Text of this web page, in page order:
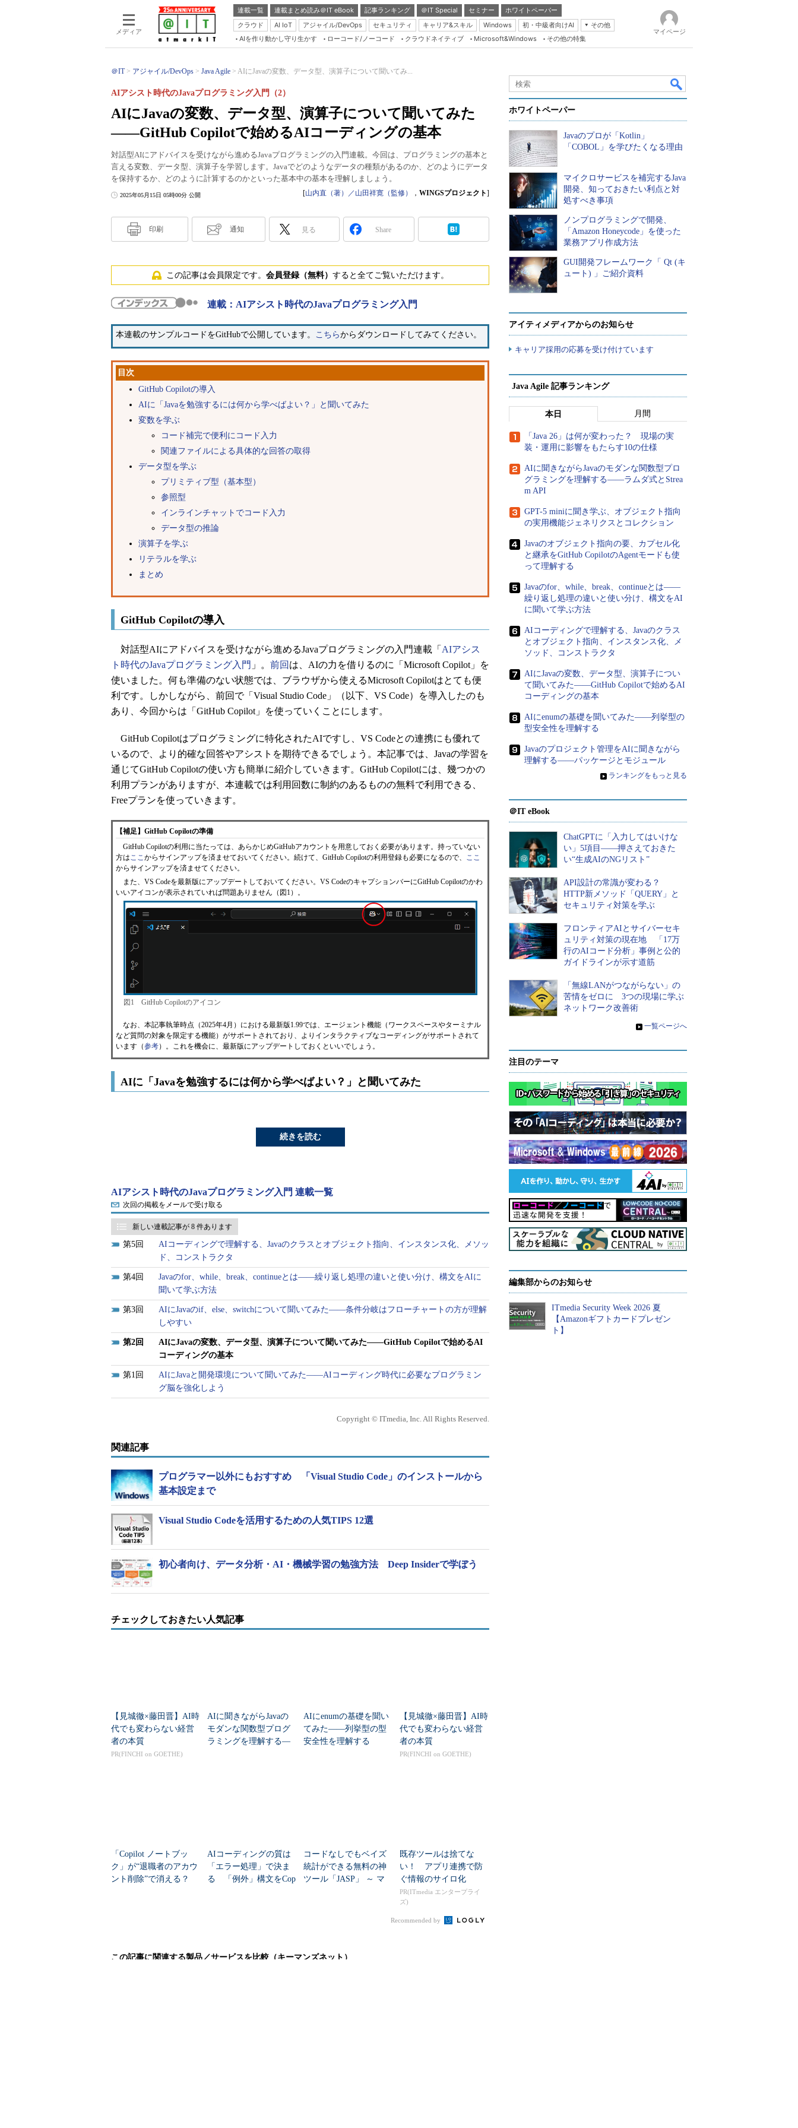
メディア
連載一覧 連載まとめ読み＠IT eBook 記事ランキング ＠IT Special セミナー
ホワイトペーパー
クラウド
AI IoT アジャイル/DevOps セキュリティ キャリア&スキル Windows 初・中級者向けAI
その他
Server & Storage
Java Agile
Database Expert
Linux ＆ OSS
Master of IP Network
Security & Trust
Test & Tools
AIを作り動かし守り生かす ローコード/ノーコード クラウドネイティブ Microsoft&Windows その他の特集
マイページ
＠IT アジャイル/DevOps Java Agile AIにJavaの変数、データ型、演算子について聞いてみ...
AIにJavaの変数、データ型、演算子について聞いてみた
――GitHub Copilotで始めるAIコーディングの基本
AIアシスト時代のJavaプログラミング入門（2）
対話型AIにアドバイスを受けながら進めるJavaプログラミングの入門連載。今回は、プログラミングの基本と
言える変数、データ型、演算子を学習します。Javaでどのようなデータの種類があるのか、どのようにデータ
を保持するか、どのように計算するのかといった基本中の基本を理解しましょう。
2025年05月15日 05時00分 公開 [山内直（著）／山田祥寛（監修） ， WINGSプロジェクト]
印刷 通知 見る Share
この記事は会員限定です。 会員登録（無料） すると全てご覧いただけます。
連載：AIアシスト時代のJavaプログラミング入門
本連載のサンプルコードをGitHubで公開しています。 こちらからダウンロードしてみてください。
目次
GitHub Copilotの導入
AIに「Javaを勉強するには何から学べばよい？」と聞いてみた
変数を学ぶ
コード補完で便利にコード入力
関連ファイルによる具体的な回答の取得
データ型を学ぶ
プリミティブ型（基本型）
参照型
インラインチャットでコード入力
データ型の推論
演算子を学ぶ
リテラルを学ぶ
まとめ
GitHub Copilotの導入
対話型AIにアドバイスを受けながら進めるJavaプログラミングの入門連載「 AIアシス
ト時代のJavaプログラミング入門 」。 前回 は、AIの力を借りるのに「Microsoft Copilot」を
使いました。何も準備のない状態では、ブラウザから使えるMicrosoft Copilotはとても便
利です。しかしながら、前回で「Visual Studio Code」（以下、VS Code）を導入したのも
あり、今回からは「GitHub Copilot」を使っていくことにします。
GitHub Copilotはプログラミングに特化されたAIですし、VS Codeとの連携にも優れて
いるので、より的確な回答やアシストを期待できるでしょう。本記事では、Javaの学習を
通じてGitHub Copilotの使い方も簡単に紹介していきます。GitHub Copilotには、幾つかの
利用プランがありますが、本連載では利用回数に制約のあるものの無料で利用できる、
Freeプランを使っていきます。
【補足】GitHub Copilotの準備
GitHub Copilotの利用に当たっては、あらかじめGitHubアカウントを用意しておく必要があります。持っていない
方はここからサインアップを済ませておいてください。続けて、GitHub Copilotの利用登録も必要になるので、 ここ
からサインアップを済ませてください。
また、VS Codeを最新版にアップデートしておいてください。VS CodeのキャプションバーにGitHub Copilotのかわ
いいアイコンが表示されていれば問題ありません（図1）。
図1 GitHub Copilotのアイコン
なお、本記事執筆時点（2025年4月）における最新版1.99では、エージェント機能（ワークスペースやターミナル
など質問の対象を限定する機能）がサポートされており、よりインタラクティブなコーディングがサポートされて
います（参考）。これを機会に、最新版にアップデートしておくといいでしょう。
AIに「Javaを勉強するには何から学べばよい？」と聞いてみた
続きを読む
AIアシスト時代のJavaプログラミング入門 連載一覧
次回の掲載をメールで受け取る
新しい連載記事が 8 件あります
5
AIコーディングで理解する、Javaのクラスとオブジェクト指向、インスタンス化、メソッ
ド、コンストラクタ
4
Javaのfor、while、break、continueとは――繰り返し処理の違いと使い分け、構文をAIに
聞いて学ぶ方法
3
AIにJavaのif、else、switchについて聞いてみた――条件分岐はフローチャートの方が理解
しやすい
2
AIにJavaの変数、データ型、演算子について聞いてみた――GitHub Copilotで始めるAI
コーディングの基本
1
AIにJavaと開発環境について聞いてみた――AIコーディング時代に必要なプログラミン
グ脳を強化しよう
Copyright © ITmedia, Inc. All Rights Reserved.
関連記事
プログラマー以外にもおすすめ 「Visual Studio Code」のインストールから
基本設定まで
Visual Studio Codeを活用するための人気TIPS 12選
初心者向け、データ分析・AI・機械学習の勉強方法 Deep Insiderで学ぼう
チェックしておきたい人気記事
【見城徹×藤田晋】AI時
代でも変わらない経営
者の本質
PR(FINCHI on GOETHE)
AIに聞きながらJavaの
モダンな関数型プログ
ラミングを理解する―
AIにenumの基礎を聞い
てみた――列挙型の型
安全性を理解する
【見城徹×藤田晋】AI時
代でも変わらない経営
者の本質
PR(FINCHI on GOETHE)
「Copilot ノートブッ
ク」が“退職者のアカウ
ント削除”で消える？
AIコーディングの質は
「エラー処理」で決ま
る 「例外」構文をCop
コードなしでもベイズ
統計ができる無料の神
ツール「JASP」 ～ マ
既存ツールは捨てな
い！ アプリ連携で防
ぐ情報のサイロ化
PR(ITmedia エンタープライ
ズ)
Recommended by
この記事に関連する製品／サービスを比較（キーマンズネット）
ホワイトペーパー
Javaのプロが「Kotlin」
「COBOL」を学びたくなる理由
マイクロサービスを補完するJava
開発、知っておきたい利点と対
処すべき事項
ノンプログラミングで開発、
「Amazon Honeycode」を使った
業務アプリ作成方法
GUI開発フレームワーク「 Qt (キ
ュート) 」ご紹介資料
アイティメディアからのお知らせ
キャリア採用の応募を受け付けています
Java Agile 記事ランキング
本日 月間
「Java 26」は何が変わった？ 現場の実
装・運用に影響をもたらす10の仕様
AIに聞きながらJavaのモダンな関数型プロ
グラミングを理解する――ラムダ式とStrea
m API
GPT-5 miniに聞き学ぶ、オブジェクト指向
の実用機能ジェネリクスとコレクション
Javaのオブジェクト指向の要、カプセル化
と継承をGitHub CopilotのAgentモードも使
って理解する
Javaのfor、while、break、continueとは――
繰り返し処理の違いと使い分け、構文をAI
に聞いて学ぶ方法
AIコーディングで理解する、Javaのクラス
とオブジェクト指向、インスタンス化、メ
ソッド、コンストラクタ
AIにJavaの変数、データ型、演算子につい
て聞いてみた――GitHub Copilotで始めるAI
コーディングの基本
AIにenumの基礎を聞いてみた――列挙型の
型安全性を理解する
Javaのプロジェクト管理をAIに聞きながら
理解する――パッケージとモジュール
» ランキングをもっと見る
＠IT eBook
ChatGPTに「入力してはいけな
い」5項目――押さえておきた
い“生成AIのNGリスト”
API設計の常識が変わる？
HTTP新メソッド「QUERY」と
セキュリティ対策を学ぶ
フロンティアAIとサイバーセキ
ュリティ対策の現在地 「17万
行のAIコード分析」事例と公的
ガイドラインが示す道筋
「無線LANがつながらない」の
苦情をゼロに 3つの現場に学ぶ
ネットワーク改善術
» 一覧ページへ
注目のテーマ
編集部からのお知らせ
ITmedia Security Week 2026 夏
【Amazonギフトカードプレゼン
ト】